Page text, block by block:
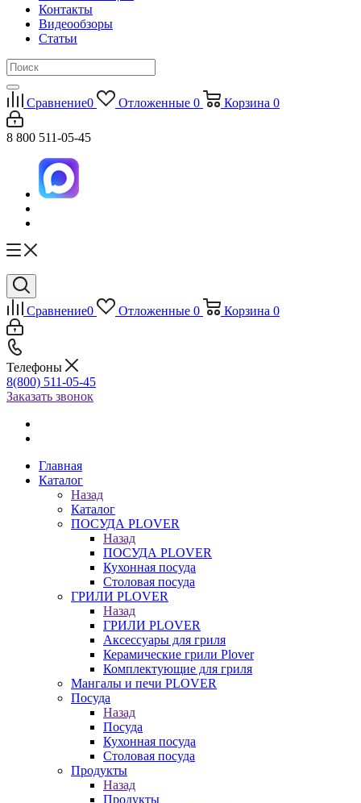
Контакты
Видеообзоры
Статьи
Сравнение0 Отложенные 0 Корзина 0
8 800 511-05-45
Сравнение0 Отложенные 0 Корзина 0
Телефоны
8(800) 511-05-45
Заказать звонок
Главная
Каталог
Назад
Каталог
ПОСУДА PLOVER
Назад
ПОСУДА PLOVER
Кухонная посуда
Столовая посуда
ГРИЛИ PLOVER
Назад
ГРИЛИ PLOVER
Аксессуары для гриля
Керамические грили Plover
Комплектующие для гриля
Мангалы и печи PLOVER
Посуда
Назад
Посуда
Кухонная посуда
Столовая посуда
Продукты
Назад
Продукты